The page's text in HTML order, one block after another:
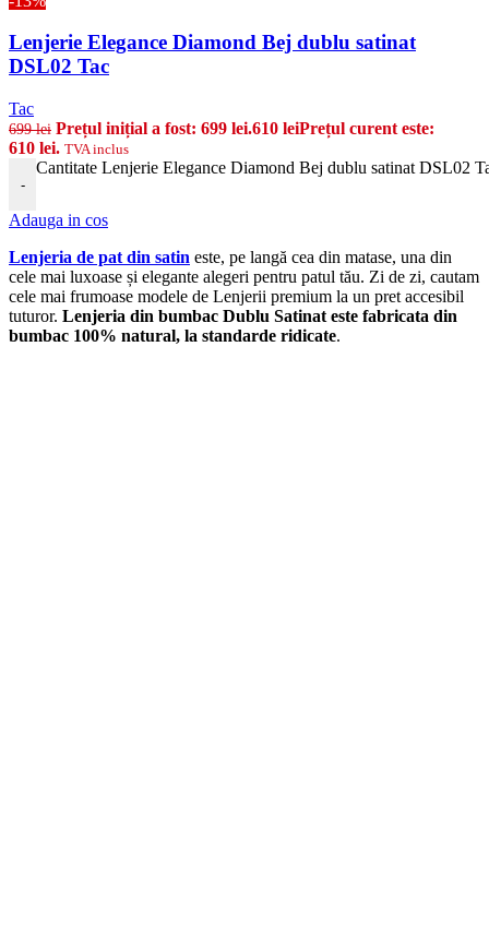
Lenjerie Elegance Diamond Bej dublu satinat
DSL02 Tac
Tac
699lei Prețul inițial a fost: 699 lei.610 leiPrețul curent este:
610 lei. TVA inclus
-
Cantitate Lenjerie Elegance Diamond Bej dublu satinat DSL02
Adauga in cos
Lenjeria de pat din satin este, pe langă cea din matase, una din
cele mai luxoase și elegante alegeri pentru patul tău. Zi de zi, cautam
cele mai frumoase modele de Lenjerii premium la un pret accesibil
tuturor. Lenjeria din bumbac Dublu Satinat este fabricata din
bumbac 100% natural, la standarde ridicate.